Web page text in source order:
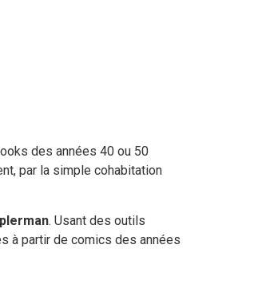
des années 40 ou 50
par la simple cohabitation
. Usant des outils
à partir de comics des années